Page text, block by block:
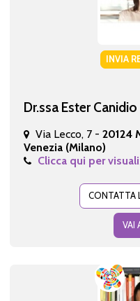
INVIA
Dr.ssa Ester Canidio
Via Lecco, 7 - 20124
Venezia (Milano)
Clicca qui per
CONTATTA
VAI